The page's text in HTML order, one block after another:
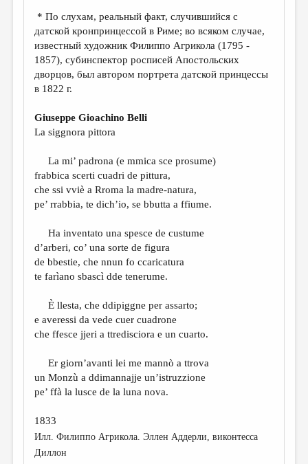
ТРЕДИАКОВСКИЙ
МЕДИА
ВКОНТАКТЕ
* По слухам, реальный факт, случившийся с
датской кронпринцессой в Риме; во всяком случае,
известный художник Филиппо Агрикола (1795 -
1857), субинспектор росписей Апостольских
дворцов, был автором портрета датской принцессы
в 1822 г.
Giuseppe Gioachino Belli
La siggnora pittora
La mi’ padrona (e mmica sce prosume)
frabbica scerti cuadri de pittura,
che ssi vviè a Rroma la madre-natura,
pe’ rrabbia, te dich’io, se bbutta a ffiume.
Ha inventato una spesce de custume
d’arberi, co’ una sorte de figura
de bbestie, che nnun fo ccaricatura
te farìano sbascì dde tenerume.
È llesta, che ddipiggne per assarto;
e averessi da vede cuer cuadrone
che ffesce jjeri a ttredisciora e un cuarto.
Er giorn’avanti lei me mannò a ttrova
un Monzù a ddimannajje un’istruzzione
pe’ ffà la lusce de la luna nova.
1833
Илл. Филиппо Агрикола. Эллен Аддерли, виконтесса
Диллон